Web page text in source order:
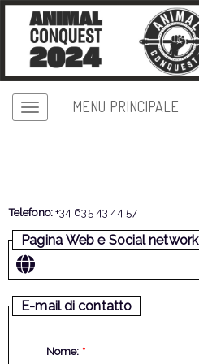
MENU PRINCIPALE
Telefono:+34 635 43 44 57
Pagina Web e Social network
E-mail di contatto
Nome: *